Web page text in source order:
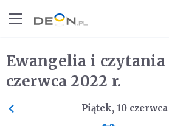
Ewangelia i czytania
czerwca 2022 r.
Piątek, 10 czerwca